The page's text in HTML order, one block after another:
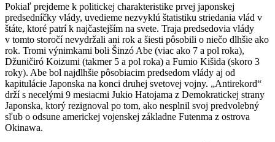
Pokiaľ prejdeme k politickej charakteristike prvej japonskej
predsedníčky vlády, uvedieme nezvyklú štatistiku striedania vlád v
štáte, ktoré patrí k najčastejším na svete. Traja predsedovia vlády
v tomto storočí nevydržali ani rok a šiesti pôsobili o niečo dlhšie ako
rok. Tromi výnimkami boli Šinzó Abe (viac ako 7 a pol roka),
Džuničiró Koizumi (takmer 5 a pol roka) a Fumio Kišida (skoro 3
roky). Abe bol najdlhšie pôsobiacim predsedom vlády aj od
kapitulácie Japonska na konci druhej svetovej vojny. „Antirekord“
drží s necelými 9 mesiacmi Jukio Hatojama z Demokratickej strany
Japonska, ktorý rezignoval po tom, ako nesplnil svoj predvolebný
sľub o odsune americkej vojenskej základne Futenma z ostrova
Okinawa.